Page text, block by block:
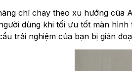
chỉ chạy theo xu hướng của
dùng khi tối ưu tốt màn
trải nghiệm của bạn bị gián